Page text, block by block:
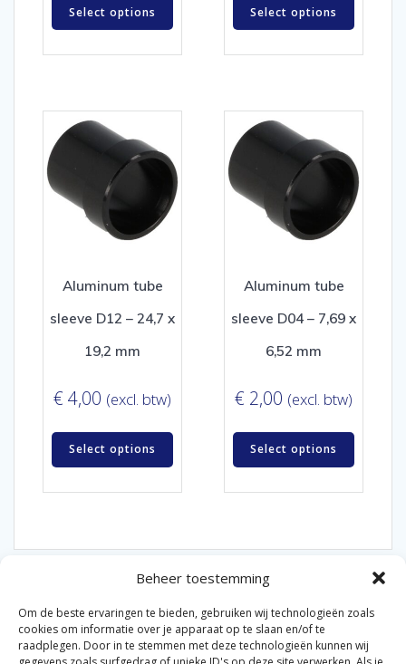
Beheer toestemming
Om de beste ervaringen te bieden, gebruiken wij technologieën zoals
cookies om informatie over je apparaat op te slaan en/of te
raadplegen. Door in te stemmen met deze technologieën kunnen wij
Select options Select options
Aluminum tube
sleeve D12 – 24,7 x
19,2 mm
€ 4,00 (excl. btw)
Select options
Aluminum tube
sleeve D04 – 7,69 x
6,52 mm
€ 2,00 (excl. btw)
Select options